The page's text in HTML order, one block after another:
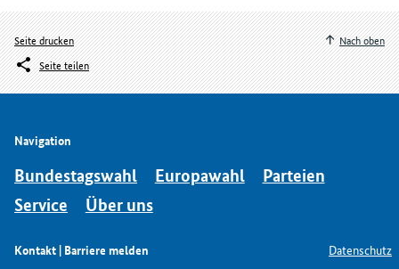
Seite drucken
Seite teilen
Nach oben
Navigation
Bundestagswahl Europawahl
Parteien
Service
Über uns
Kontakt | Barriere melden
Datenschutz